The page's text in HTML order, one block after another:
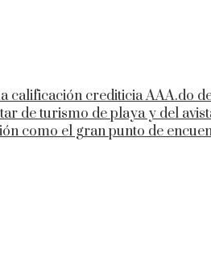
calificación crediticia AAA.do
de turismo de playa y del
como el gran punto de